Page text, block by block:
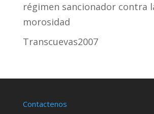
régimen sancionador contra
morosidad
Transcuevas2007
Contactenos